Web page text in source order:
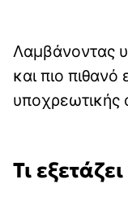
Λαμβάνοντας
και πιο πιθανό
υποχρεωτικής
Τι